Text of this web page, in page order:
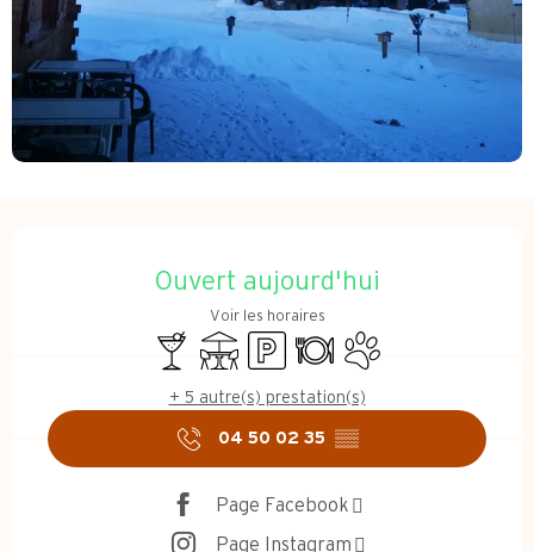
Ouvert aujourd'hui
Voir les horaires
Bar / Buvette
TerrasseParkingRestaurantAnimaux acceptés
+ 5 autre(s) prestation(s)
04 50 02 35 ▒▒
Page Facebook
Page Instagram